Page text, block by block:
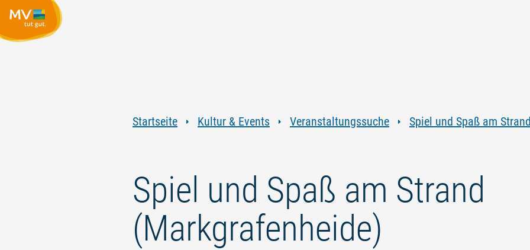
Startseite Kultur & Events Veranstaltungssuche Spiel und Spaß am
Spiel und Spaß am Strand
(Markgrafenheide)